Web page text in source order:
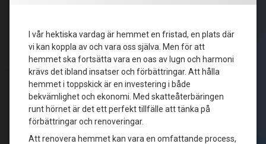
I vår hektiska vardag är hemmet en fristad, en plats där
vi kan koppla av och vara oss själva. Men för att
hemmet ska fortsätta vara en oas av lugn och harmoni
krävs det ibland insatser och förbättringar. Att hålla
hemmet i toppskick är en investering i både
bekvämlighet och ekonomi. Med skatteåterbäringen
runt hörnet är det ett perfekt tillfälle att tänka på
förbättringar och renoveringar.
Att renovera hemmet kan vara en omfattande process,